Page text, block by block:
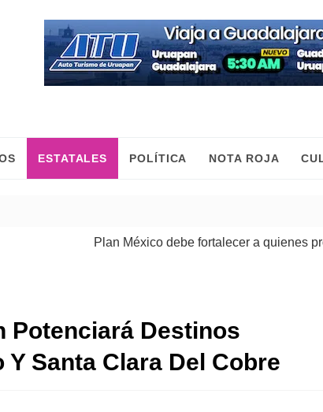
ESTATALES POLÍTICA NOTA ROJA
Plan México debe fortalecer a quienes
Potenciará Destinos
Santa Clara Del Cobre